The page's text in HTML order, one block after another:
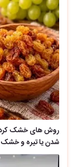
روش های خشک کردن
شدن یا تیره و خشک